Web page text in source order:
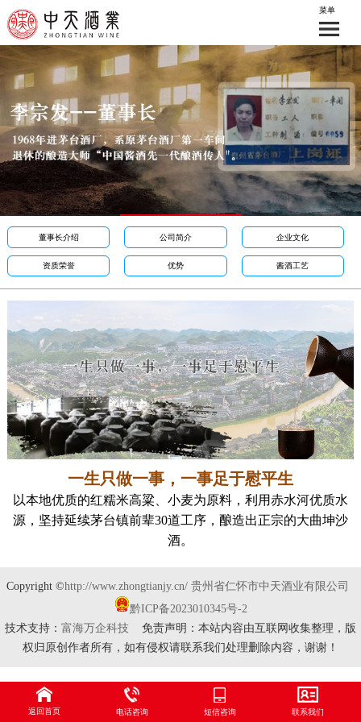
菜单
董事长介绍 公司简介 企业文化
资质荣誉 优势 酱酒工艺
一生只做一事，一事足于慰平生
以本地优质的红糯米高粱、小麦为原料，利用赤水河优质水
源，坚持延续茅台镇前辈30道工序，酿造出正宗的大曲坤沙
酒。
Copyright ©http://www.zhongtianjy.cn/ 贵州省仁怀市中天酒业有限公司
黔ICP备2023010345号-2
技术支持： 富海万企科技
免责声明：本站内容由互联网收集整理，版
权归原创作者所有，如有侵权请联系我们处理删除内容，谢谢！
返回首页 电话咨询 短信咨询 联系我们